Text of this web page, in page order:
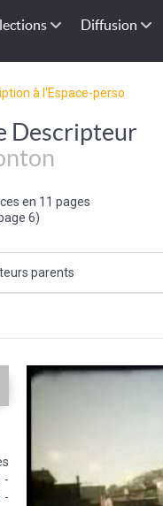
Diffusion
à l'Espace-perso
Descripteur
en 11 pages
6)
parents
-
-